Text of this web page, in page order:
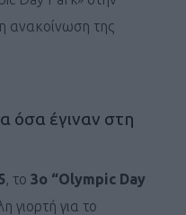
ανακοίνωση της
όσα έγιναν στη
, το 3ο “Olympic Day
γιορτή για το